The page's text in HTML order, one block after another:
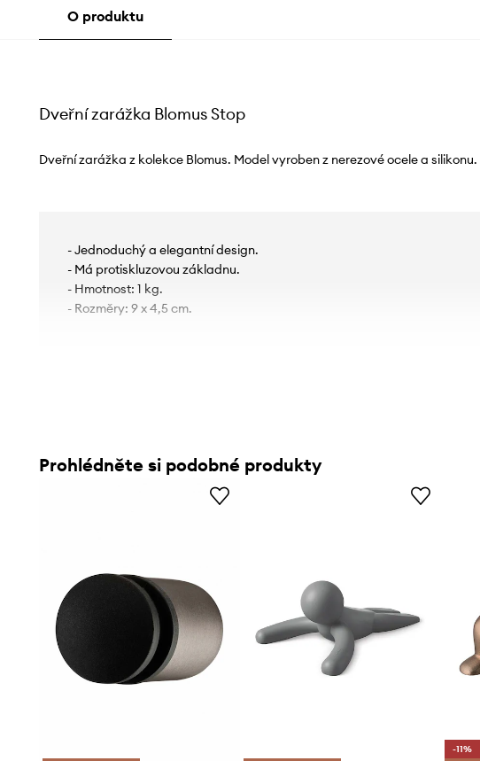
O produktu
Dveřní zarážka Blomus Stop
Dveřní zarážka z kolekce Blomus. Model vyroben z nerezové ocele a silikonu.
- Jednoduchý a elegantní design.
- Má protiskluzovou základnu.
- Hmotnost: 1 kg.
- Rozměry: 9 x 4,5 cm.
Prohlédněte si podobné produkty
-11%